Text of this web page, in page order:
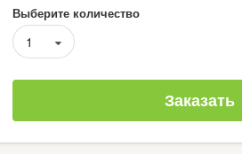
Выберите количество
1
Заказать